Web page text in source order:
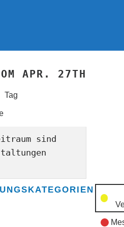
APR. 27TH
Tag
sind